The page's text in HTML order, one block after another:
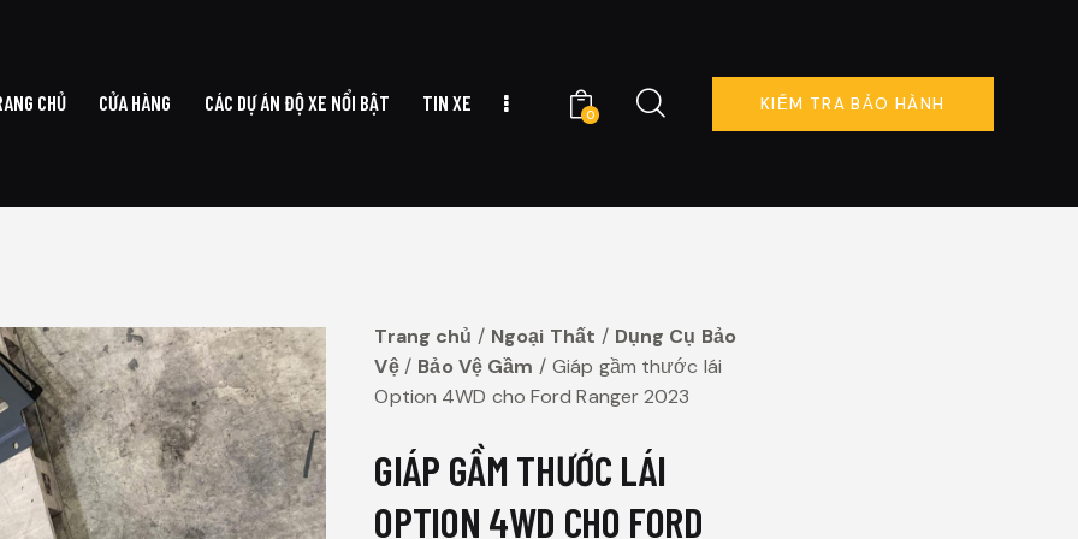
CHỦ CỬA HÀNG CÁC DỰ ÁN ĐỘ XE NỔI BẬT TIN XE
0
KIỂM TRA BẢO HÀNH
Trang chủ Ngoại Thất
Dụng Cụ Bảo
Vệ
Bảo Vệ Gầm
Giáp gầm thước lái
Option 4WD cho Ford Ranger 2023
GIÁP GẦM THƯỚC LÁI
OPTION 4WD CHO FORD